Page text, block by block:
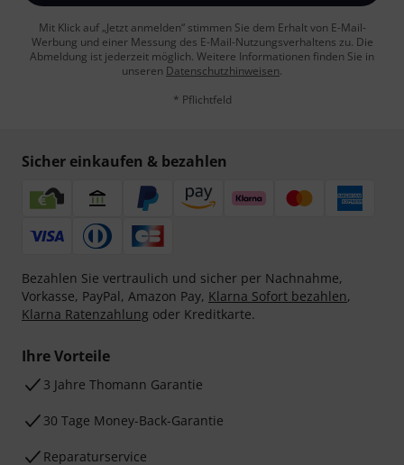
Mit Klick auf „Jetzt anmelden“ stimmen Sie dem Erhalt von E-Mail-
Werbung und einer Messung des E-Mail-Nutzungsverhaltens zu. Die
Abmeldung ist jederzeit möglich. Weitere Informationen finden Sie in
unseren Datenschutzhinweisen.
* Pflichtfeld
Sicher einkaufen & bezahlen
Bezahlen Sie vertraulich und sicher per Nachnahme,
Vorkasse, PayPal, Amazon Pay, Klarna Sofort bezahlen,
Klarna Ratenzahlung oder Kreditkarte.
Ihre Vorteile
3 Jahre Thomann Garantie
30 Tage Money-Back-Garantie
Reparaturservice